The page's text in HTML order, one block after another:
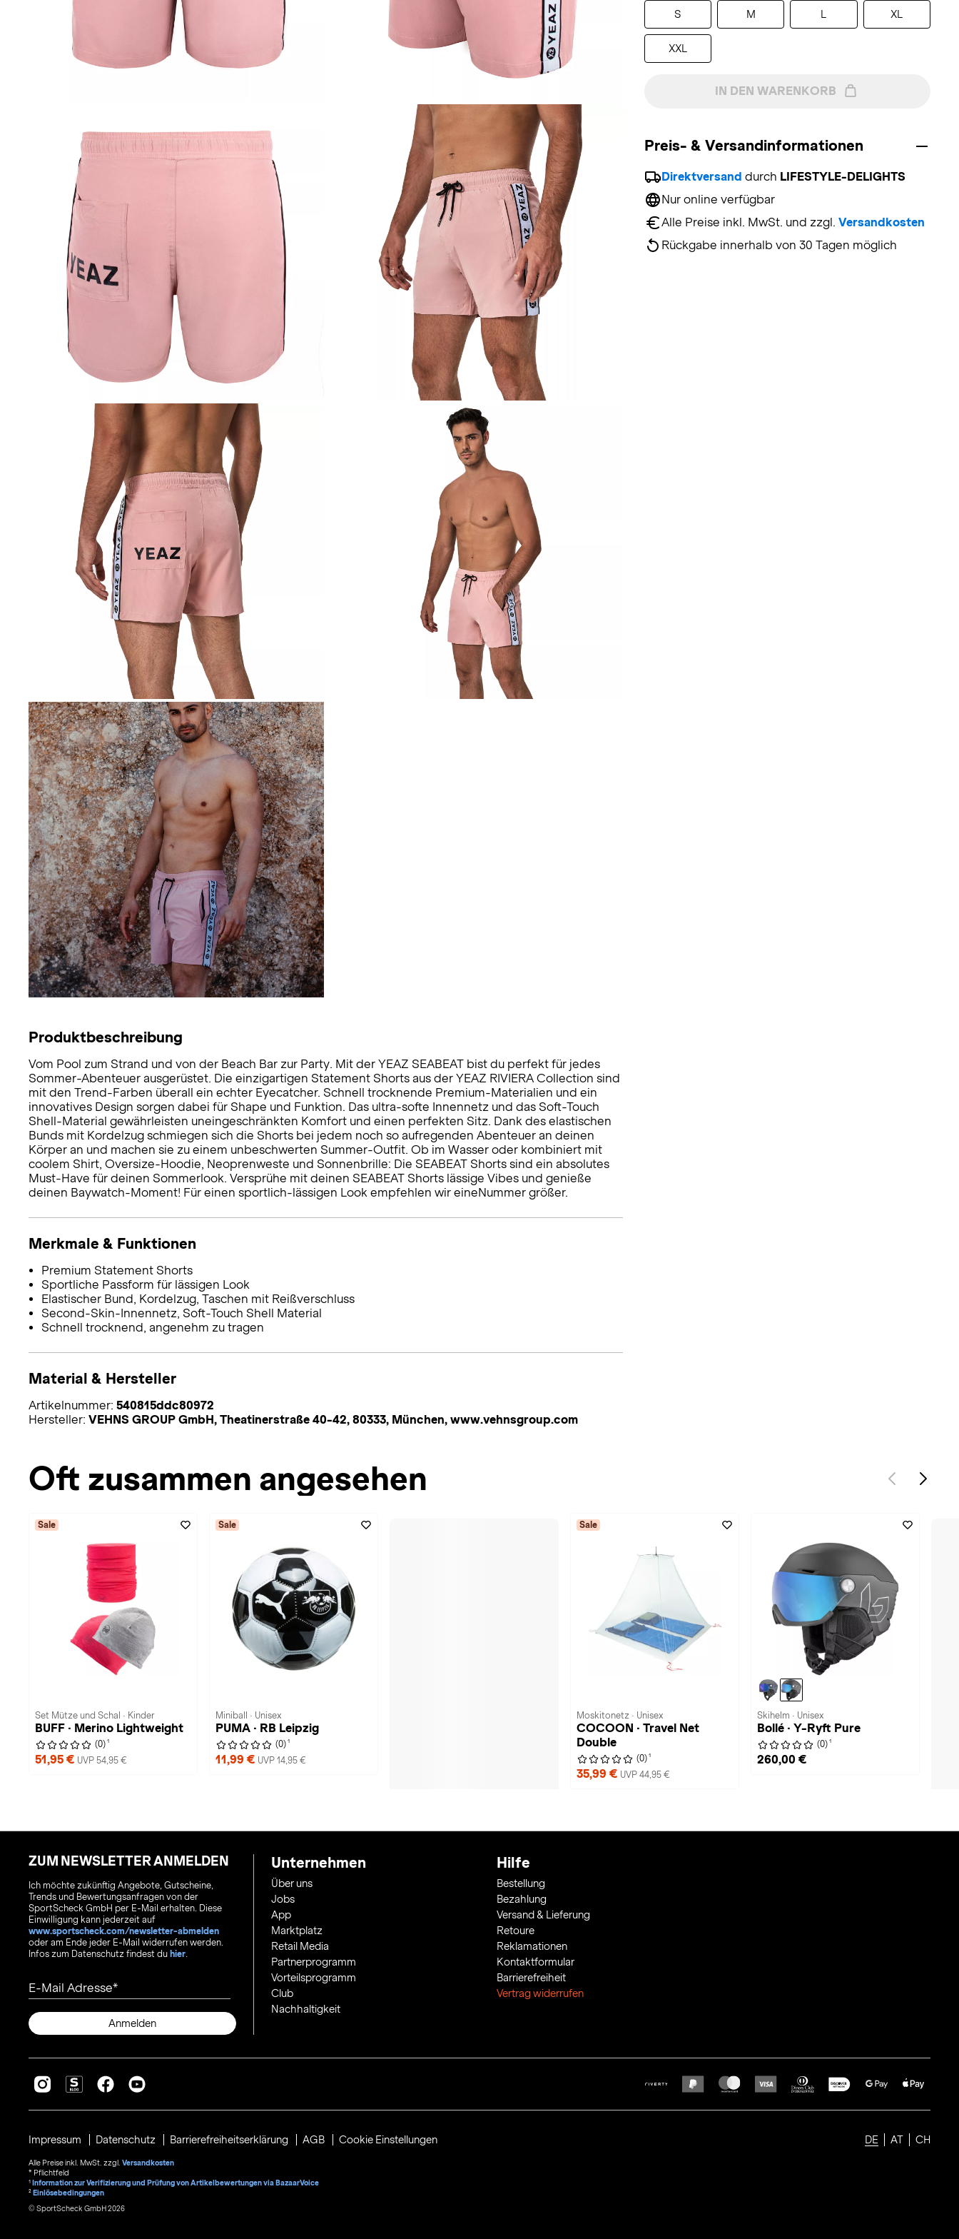
S M XL
XXL
IN DEN WARENKORB
Preis- & Versandinformationen
Direktversand durch LIFESTYLE-DELIGHTS
Nur online verfügbar
Alle Preise inkl. MwSt. und zzgl. Versandkosten
Rückgabe innerhalb von 30 Tagen möglich
Produktbeschreibung
Vom Pool zum Strand und von der Beach Bar zur Party. Mit der YEAZ SEABEAT bist du perfekt für jedes
Sommer-Abenteuer ausgerüstet. Die einzigartigen Statement Shorts aus der YEAZ RIVIERA Collection sind
mit den Trend-Farben überall ein echter Eyecatcher. Schnell trocknende Premium-Materialien und ein
innovatives Design sorgen dabei für Shape und Funktion. Das ultra-softe Innennetz und das Soft-Touch
Shell-Material gewährleisten uneingeschränkten Komfort und einen perfekten Sitz. Dank des elastischen
Bunds mit Kordelzug schmiegen sich die Shorts bei jedem noch so aufregenden Abenteuer an deinen
Körper an und machen sie zu einem unbeschwerten Summer-Outfit. Ob im Wasser oder kombiniert mit
coolem Shirt, Oversize-Hoodie, Neoprenweste und Sonnenbrille: Die SEABEAT Shorts sind ein absolutes
Must-Have für deinen Sommerlook. Versprühe mit deinen SEABEAT Shorts lässige Vibes und genieße
deinen Baywatch-Moment! Für einen sportlich-lässigen Look empfehlen wir eineNummer größer.
Merkmale & Funktionen
Premium Statement Shorts
Sportliche Passform für lässigen Look
Elastischer Bund, Kordelzug, Taschen mit Reißverschluss
Second-Skin-Innennetz, Soft-Touch Shell Material
Schnell trocknend, angenehm zu tragen
Material & Hersteller
Artikelnummer: 540815ddc80972
Hersteller: VEHNS GROUP GmbH, Theatinerstraße 40-42, 80333, München, www.vehnsgroup.com
Oft zusammen angesehen
Sale
Set Mütze und Schal · Kinder
BUFF · Merino Lightweight
(0) 1
51,95 € UVP 54,95 €
Sale
Miniball · Unisex
PUMA · RB Leipzig
(0) 1
11,99 € UVP 14,95 €
Sale
Moskitonetz · Unisex
COCOON · Travel Net
Double
(0) 1
35,99 € UVP 44,95 €
Skihelm · Unisex
Bollé · Y-Ryft Pure
(0) 1
260,00 €
ZUM NEWSLETTER ANMELDEN
Ich möchte zukünftig Angebote, Gutscheine,
Trends und Bewertungsanfragen von der
SportScheck GmbH per E-Mail erhalten. Diese
Einwilligung kann jederzeit auf
www.sportscheck.com/newsletter-abmelden
oder am Ende jeder E-Mail widerrufen werden.
Infos zum Datenschutz findest du hier.
E-Mail Adresse
Anmelden
Unternehmen
Über uns
Jobs
App
Marktplatz
Retail Media
Partnerprogramm
Vorteilsprogramm
Club
Nachhaltigkeit
Hilfe
Bestellung
Bezahlung
Versand & Lieferung
Retoure
Reklamationen
Kontaktformular
Barrierefreiheit
Vertrag widerrufen
DE AT CH
Impressum Datenschutz Barrierefreiheitserklärung AGB Cookie Einstellungen
Alle Preise inkl. MwSt. zzgl. Versandkosten
* Pflichtfeld
1 Information zur Verifizierung und Prüfung von Artikelbewertungen via BazaarVoice
² Einlösebedingungen
© SportScheck GmbH 2026